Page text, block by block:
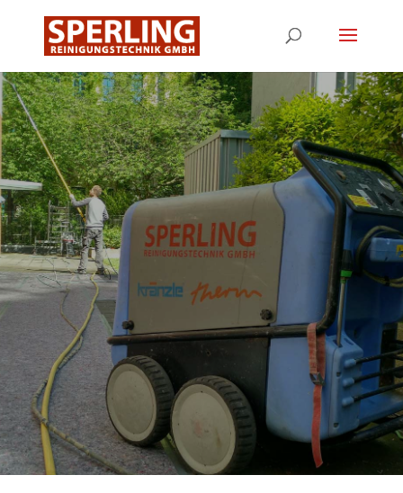
Hochdruckreiniger
mieten
mit umfangreichem Repertoire an Zubehör